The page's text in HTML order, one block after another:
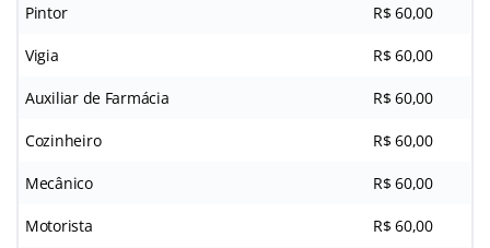
Pintor R$ 60,00
Vigia R$ 60,00
Auxiliar de Farmácia R$ 60,00
Cozinheiro R$ 60,00
Mecânico R$ 60,00
Motorista R$ 60,00